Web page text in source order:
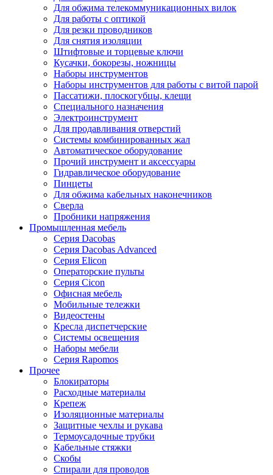
Для обжима телекоммуникационных вилок
Для работы с оптикой
Для резки проводников
Для снятия изоляции
Штифтовые и торцевые ключи
Кусачки, бокорезы, ножницы
Наборы инструментов
Наборы инструментов для работы с витой парой
Пассатижи, плоскогубцы, клещи
Специального назначения
Электроинструмент
Для продавливания отверстий
Системы комбинированных жал
Автоматическое оборудование
Прочий инструмент и аксессуары
Гидравлическое оборудование
Пинцеты
Для обжима кабельных наконечников
Сверла
Пробники напряжения
Промышленная мебель
Серия Dacobas
Серия Dacobas Advanced
Серия Elicon
Операторские пульты
Серия Cicon
Офисная мебель
Мобильные тележки
Видеостены
Кресла диспетчерские
Системы освещения
Наборы мебели
Серия Rapomos
Прочее
Блокираторы
Расходные материалы
Крепеж
Изоляционные материалы
Защитные чехлы и рукава
Термоусадочные трубки
Кабельные стяжки
Скобы
Спирали для проводов